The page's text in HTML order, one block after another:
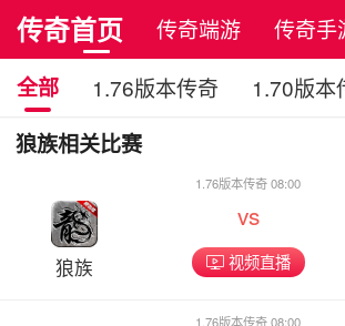
传奇首页 传奇端游 传奇手
全部
1.76版本传奇 1.70版本
狼族相关比赛
狼族
1.76版本传奇 08:00
vs
视频直播
1.76版本传奇 08:00